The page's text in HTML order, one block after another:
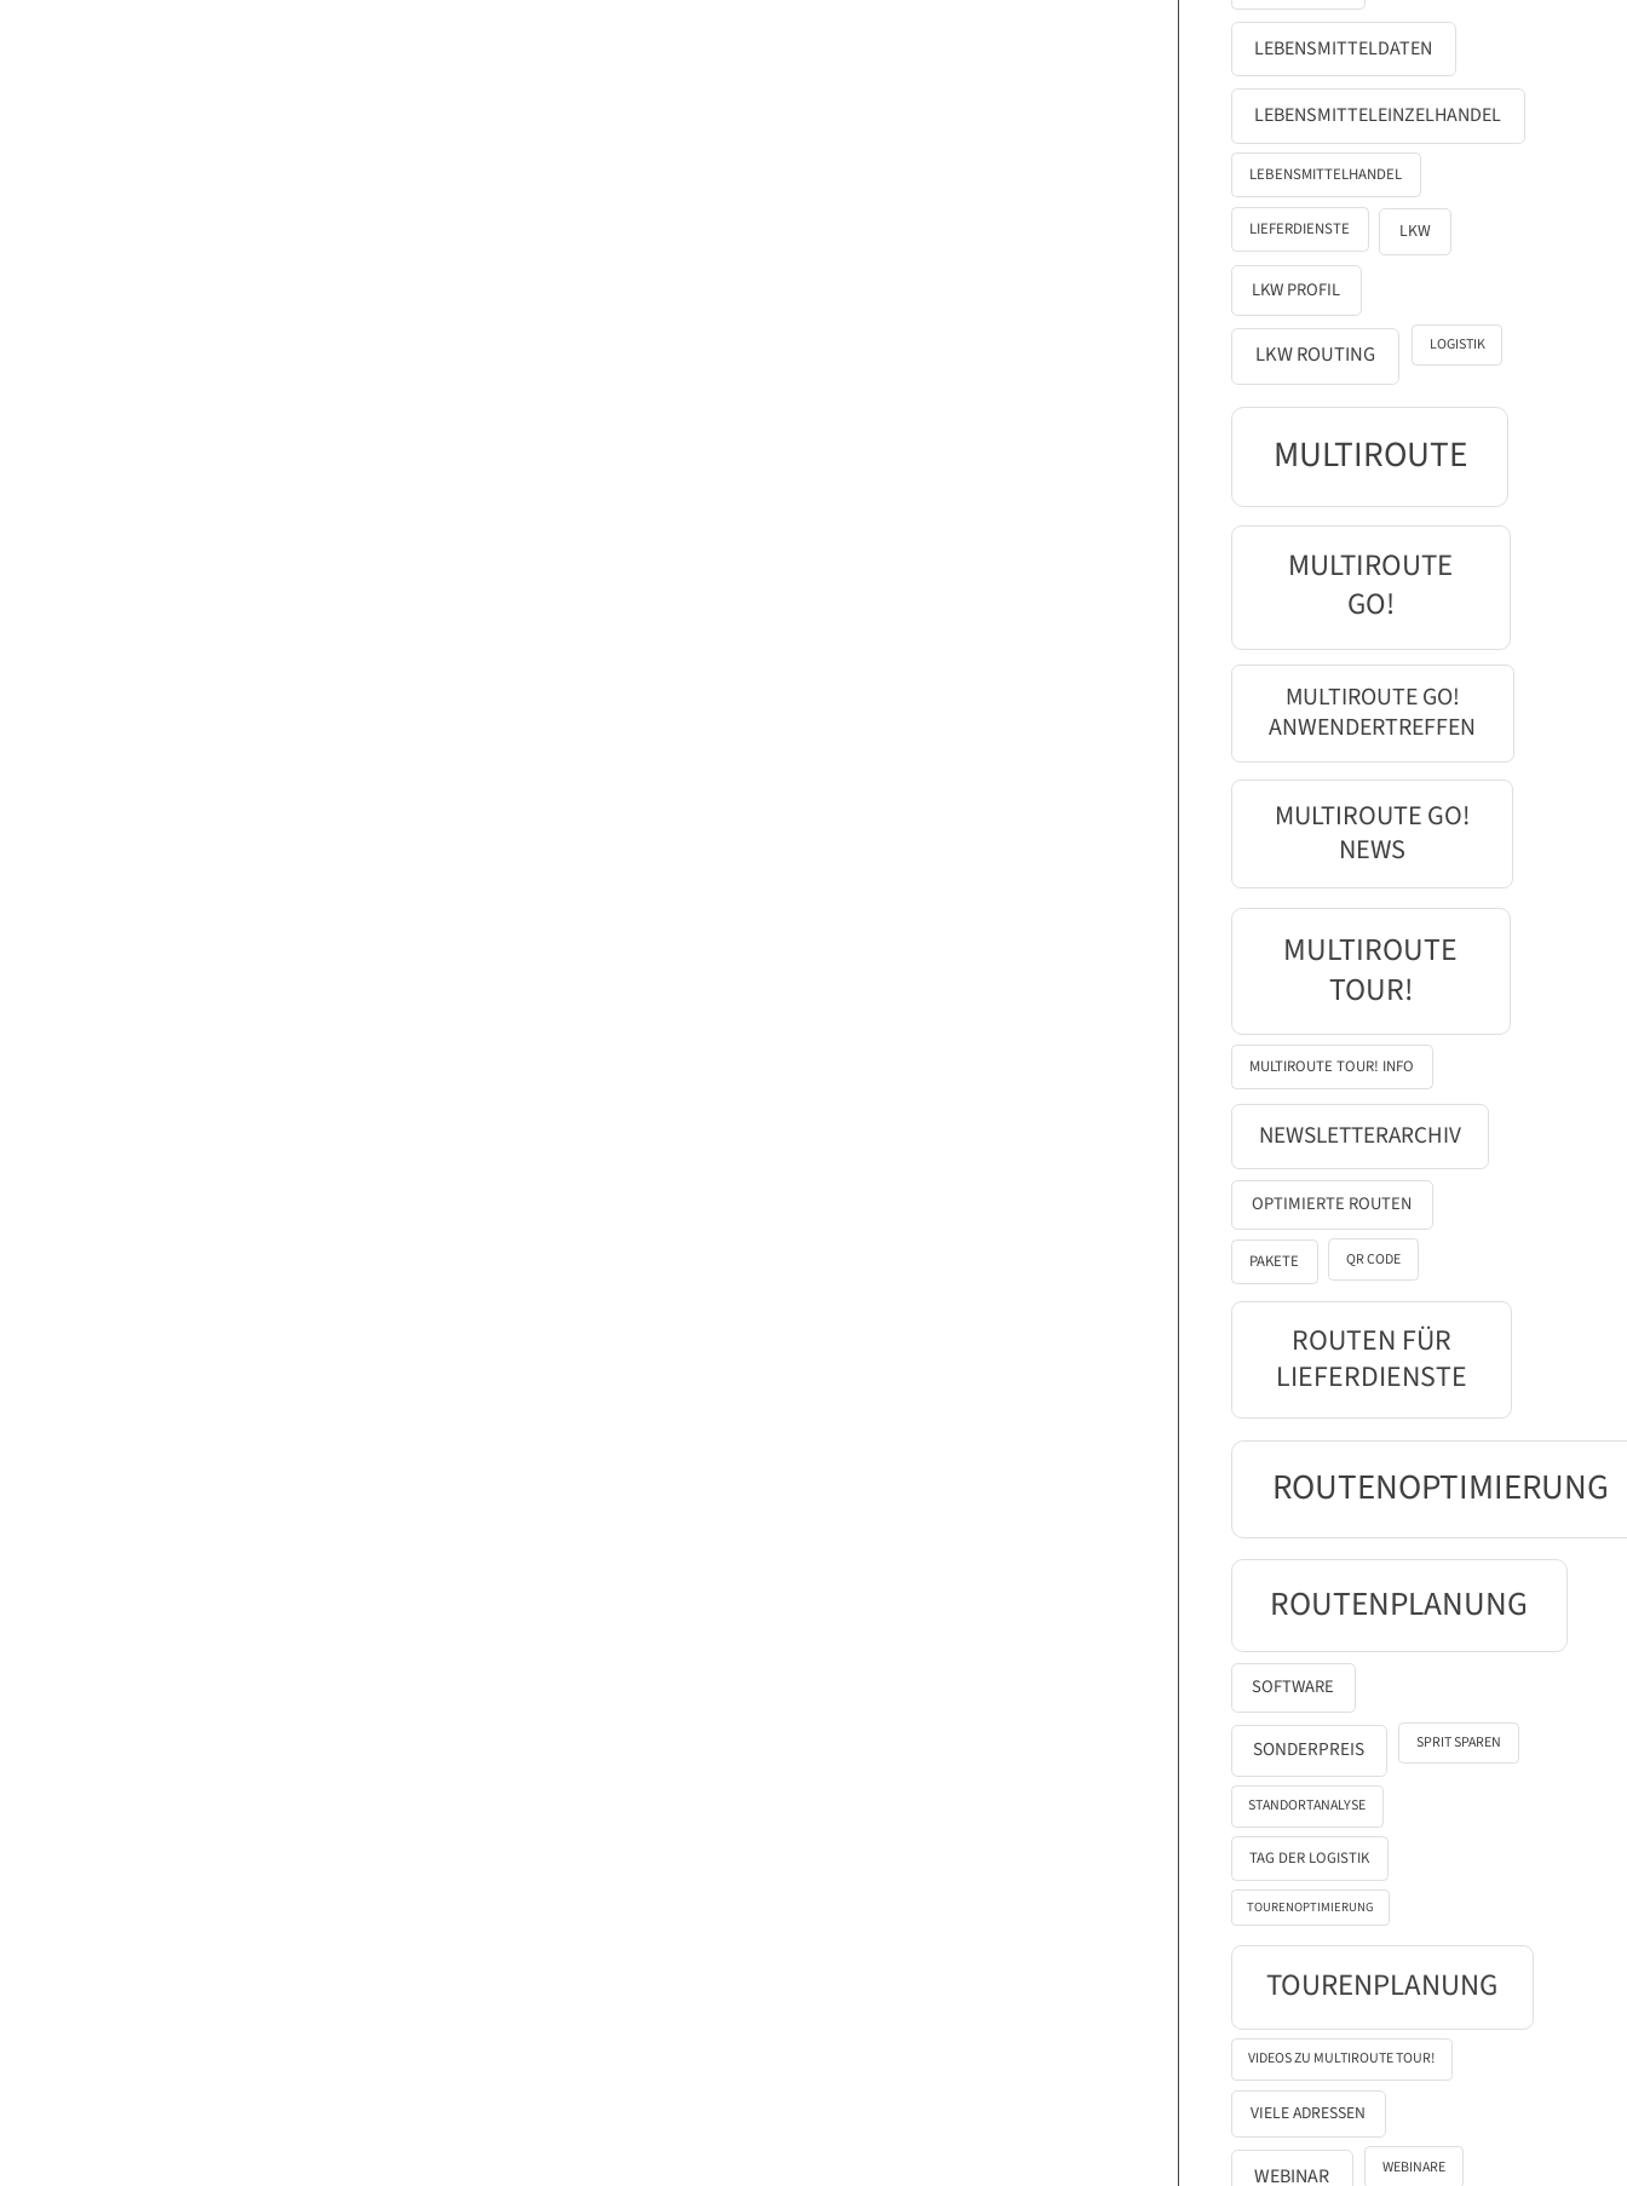
LEBENSMITTELDATEN
LEBENSMITTELEINZELHANDEL
LEBENSMITTELHANDEL
LIEFERDIENSTE LKW
LKW PROFIL
LKW ROUTING LOGISTIK
MULTIROUTE
MULTIROUTE
GO!
MULTIROUTE GO!
ANWENDERTREFFEN
MULTIROUTE GO!
NEWS
MULTIROUTE
TOUR!
MULTIROUTE TOUR! INFO
NEWSLETTERARCHIV
OPTIMIERTE ROUTEN
PAKETE QR CODE
ROUTEN FÜR
LIEFERDIENSTE
ROUTENOPTIMIERUNG
ROUTENPLANUNG
SOFTWARE
SONDERPREIS SPRIT SPAREN
STANDORTANALYSE
TAG DER LOGISTIK
TOURENOPTIMIERUNG
TOURENPLANUNG
VIDEOS ZU MULTIROUTE TOUR!
VIELE ADRESSEN
WEBINAR WEBINARE